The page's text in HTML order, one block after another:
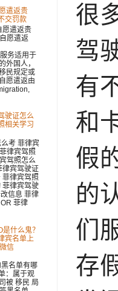
很
驾
有
和
假
的
们
存
遣返贵
交罚款
愿遣返贵
愿遣返
务适用于
外国人，
民规定或
愿遣返由
驶证怎么
相关学习
考 菲律宾
律宾驾照
驾照怎么
律宾驾驶证
菲律宾驾照
菲律宾驾驶
信息 菲律
菲律
什么鬼？
宾名单上
信
名单有哪
：属于观
被 移民 局